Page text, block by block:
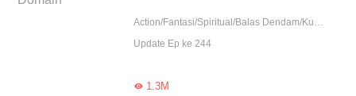
Action/Fantasi/Spiritual/Balas Dendam/Kultivasi/Pembunuhan/Contributor
Update Ep ke 244
1.3M